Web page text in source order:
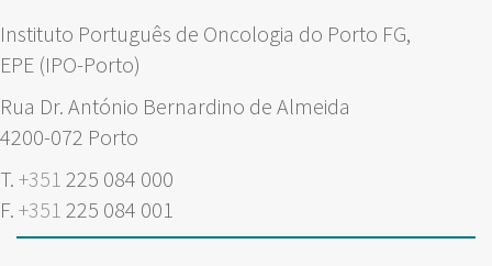
Instituto Português de Oncologia do Porto FG,
EPE (IPO-Porto)
Rua Dr. António Bernardino de Almeida
4200-072 Porto
T. +351 225 084 000
F. +351 225 084 001